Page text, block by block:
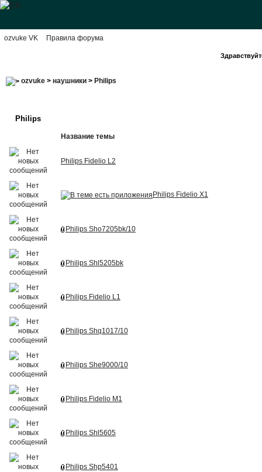
ozvuke VK Правила форума
ozvuke> наушники> Philips
Philips
Название темы
Philips Fidelio L2
Philips Fidelio X1
Philips Sho7205bk/10
Philips Shl5205bk
Philips Fidelio L1
Philips Shq1017/10
Philips She9000/10
Philips Fidelio M1
Philips Shl5605
Philips Shp5401